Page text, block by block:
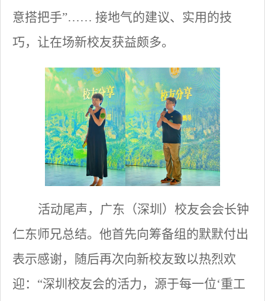
意搭把手”…… 接地气的建议、实用的技
巧，让在场新校友获益颇多。
活动尾声，广东（深圳）校友会会长钟
仁东师兄总结。他首先向筹备组的默默付出
表示感谢，随后再次向新校友致以热烈欢
迎： “深圳校友会的活力，源于每一位‘重工